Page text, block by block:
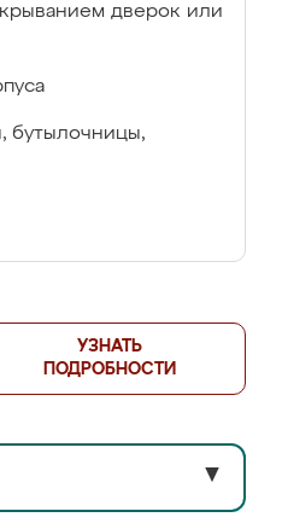
дверок или
бутылочницы,
УЗНАТЬ
ПОДРОБНОСТИ
▼